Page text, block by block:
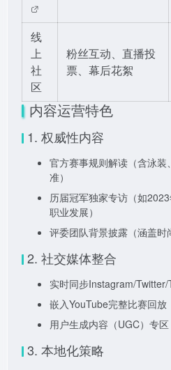
线
上
社
区
粉丝互动、直播投
票、幕后花絮
内容运营特色
1. 权威性内容
官方赛事规则解读（含泳
准）
历届冠军独家专访（如
职业发展）
评委团队背景披露（涵盖时
2. 社交媒体整合
实时同步Instagram/
嵌入YouTube完整比赛回放
用户生成内容（UGC）专
3. 本地化策略